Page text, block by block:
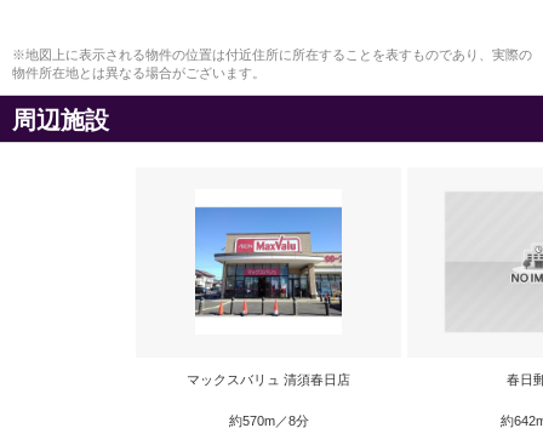
※地図上に表示される物件の位置は付近住所に所在することを表すものであり、実際の
物件所在地とは異なる場合がございます。
周辺施設
マックスバリュ 清須春日店
約570m／8分
春日
約